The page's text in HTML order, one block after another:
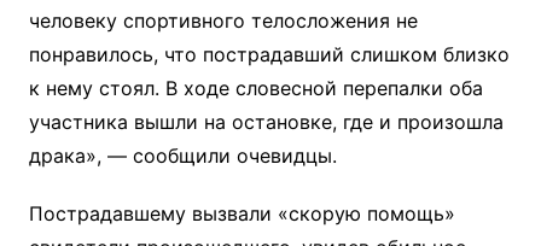
человеку спортивного телосложения не
понравилось, что пострадавший слишком близко
к нему стоял. В ходе словесной перепалки оба
участника вышли на остановке, где и произошла
драка», — сообщили очевидцы.
Пострадавшему вызвали «скорую помощь»